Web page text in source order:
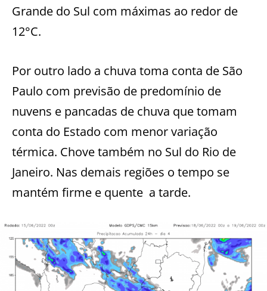
Grande do Sul com máximas ao redor de
12°C.
Por outro lado a chuva toma conta de São
Paulo com previsão de predomínio de
nuvens e pancadas de chuva que tomam
conta do Estado com menor variação
térmica. Chove também no Sul do Rio de
Janeiro. Nas demais regiões o tempo se
mantém firme e quente a tarde.